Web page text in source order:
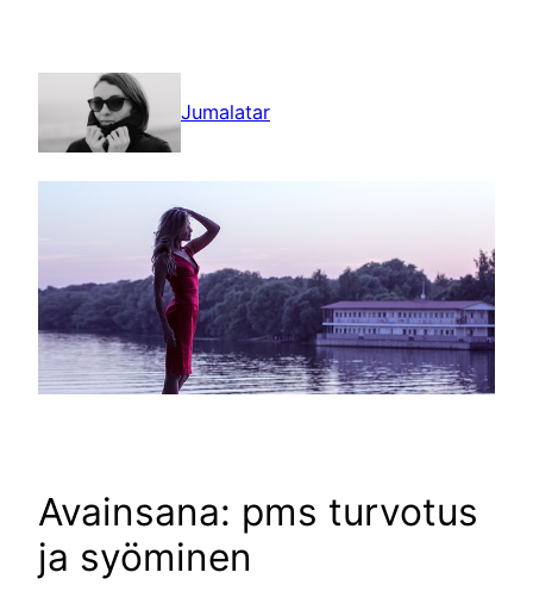
Jumalatar
Avainsana: pms turvotus
ja syöminen